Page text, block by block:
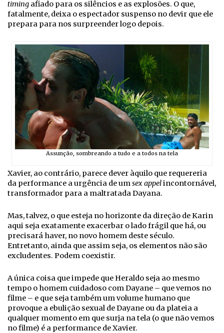
timing afiado para os silêncios e as explosões. O que,
fatalmente, deixa o espectador suspenso no devir que ele
prepara para nos surpreender logo depois.
Assunção, sombreando a tudo e a todos na tela
Xavier, ao contrário, parece dever àquilo que requereria
da performance a urgência de um sex appelincontornável,
transformador para a maltratada Dayana.
Mas, talvez, o que esteja no horizonte da direção de Karin
aqui seja exatamente exacerbar o lado frágil que há, ou
precisará haver, no novo homem deste século.
Entretanto, ainda que assim seja, os elementos não são
excludentes. Podem coexistir.
A única coisa que impede que Heraldo seja ao mesmo
tempo o homem cuidadoso com Dayane – que vemos no
filme – e que seja também um volume humano que
provoque a ebulição sexual de Dayane ou da plateia a
qualquer momento em que surja na tela (o que não vemos
no filme) é a performance de Xavier.